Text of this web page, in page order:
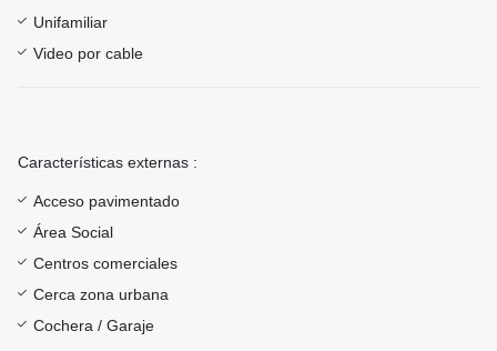
Unifamiliar
Video por cable
Características externas :
Acceso pavimentado
Área Social
Centros comerciales
Cerca zona urbana
Cochera / Garaje